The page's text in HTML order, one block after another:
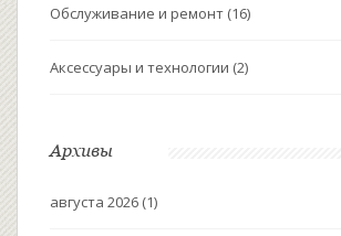
Обслуживание и ремонт (16)
Аксессуары и технологии (2)
Архивы
августа 2026 (1)